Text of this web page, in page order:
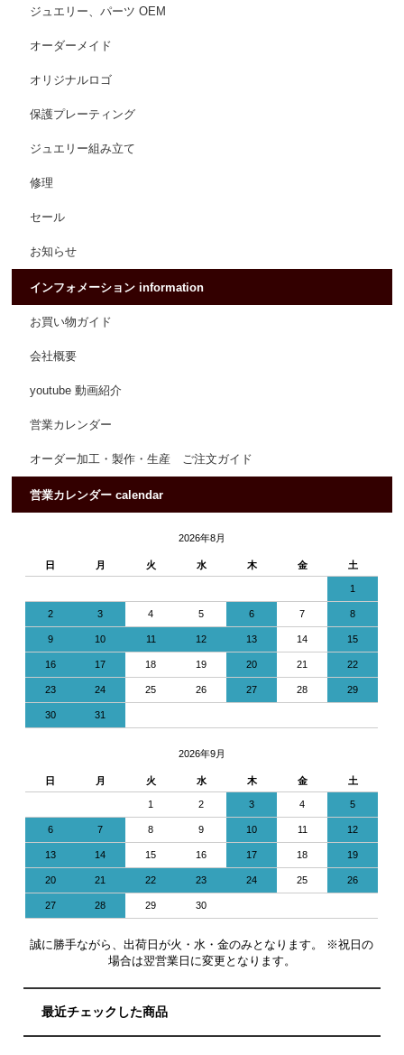
ジュエリー、パーツ OEM
オーダーメイド
オリジナルロゴ
保護プレーティング
ジュエリー組み立て
修理
セール
お知らせ
インフォメーション information
お買い物ガイド
会社概要
youtube 動画紹介
営業カレンダー
オーダー加工・製作・生産 ご注文ガイド
営業カレンダー calendar
2026年8月
日 月 火 水 木 金 土
1
2 3 4 5 6 7 8
9 10 11 12 13 14 15
16 17 18 19 20 21 22
23 24 25 26 27 28 29
30 31
2026年9月
日 月 火 水 木 金 土
1 2 3 4 5
6 7 8 9 10 11 12
13 14 15 16 17 18 19
20 21 22 23 24 25 26
27 28 29 30
誠に勝手ながら、出荷日が火・水・金のみとなります。 ※祝日の
場合は翌営業日に変更となります。
最近チェックした商品